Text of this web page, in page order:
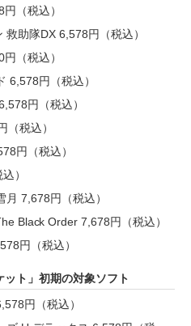
（税込）
助隊DX 6,578円（税込）
（税込）
6,578円（税込）
円（税込）
（税込）
円（税込）
）
7,678円（税込）
Black Order 7,678円（税込）
円（税込）
ット」初期の対象ソフト
円（税込）